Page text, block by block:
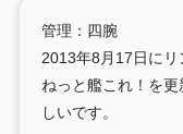
管理：四腕
2013年8月17日にリ
ねっと艦これ！を
しいです。